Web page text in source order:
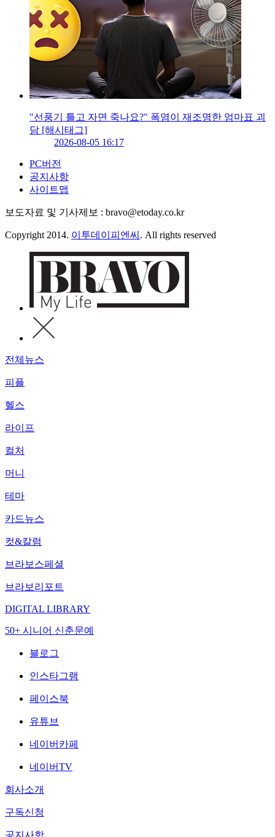
"선풍기 틀고 자면 죽나요?" 폭염이 재조명한 엄마표 괴
담 [해시태그]
2026-08-05 16:17
PC버전
공지사항
사이트맵
보도자료 및 기사제보 : bravo@etoday.co.kr
Copyright 2014. 이투데이피엔씨 . All rights reserved
전체뉴스
피플
헬스
라이프
컬처
머니
테마
카드뉴스
컷&칼럼
브라보스페셜
브라보리포트
DIGITAL LIBRARY
50+ 시니어 신춘문예
블로그
인스타그램
페이스북
유튜브
네이버카페
네이버TV
회사소개
구독신청